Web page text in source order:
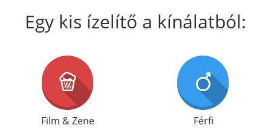
Egy kis ízelítő a kínálatból:
Film & Zene Férfi